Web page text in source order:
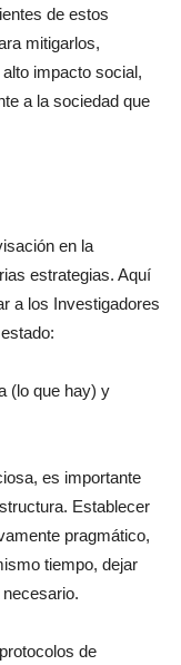
de estos
mitigarlos,
impacto social,
a la sociedad que
en la
estrategias. Aquí
a los Investigadores
(lo que hay) y
es importante
Establecer
pragmático,
tiempo, dejar
de